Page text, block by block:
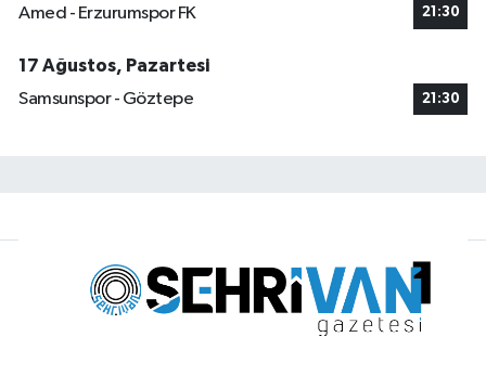
Amed - Erzurumspor FK 21:30
17 Ağustos, Pazartesi
Samsunspor - Göztepe
21:30